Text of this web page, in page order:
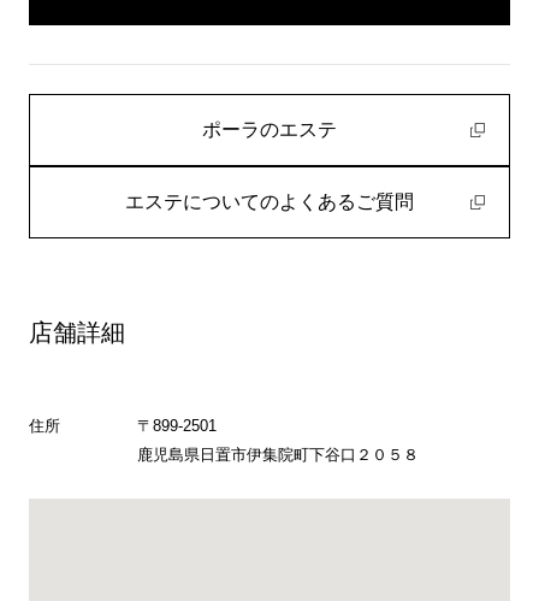
ポーラのエステ
エステについてのよくあるご質問
店舗詳細
住所
〒899-2501
鹿児島県日置市伊集院町下谷口２０５８